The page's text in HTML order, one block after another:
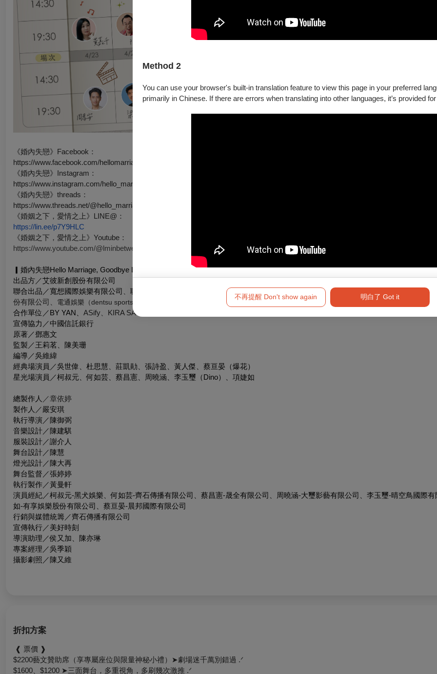
Method 2
You can use your browser's built-in translation feature to view this page in your preferred
primarily in Chinese. If there are errors when translating into other languages, it’s provided
不再提醒 Don't show again 明白了 Got it
《婚內失戀》Facebook：
https://www.facebook.com/hellomarriage2021
《婚內失戀》Instagram：
https://www.instagram.com/hello_marriage/
《婚內失戀》threads：
https://www.threads.net/@hello_marriage
《婚姻之下，愛情之上》LINE@：
https://lin.ee/p7Y9HLC
《婚姻之下，愛情之上》Youtube：
https://www.youtube.com/@lminbetween
▎ 婚內失戀Hello Marriage, Goodbye Love製作團隊
出品方／艾彼新創股份有限公司
聯合出品／寬想國際娛樂有限公司
聯合數位文創股份有限公司、STAR WORLD .、
有戲娛樂股份有限公司、相聚國際股份有限公
份有限公司、 電通娛樂（dentsu sports and entertainment）、台灣大哥大股份有限公司（Taiwan Mobile）
合作單位／BY YAN、 ASify、KIRA SAMI明久渼
宣傳協力／中國信託銀行
原著／鄧惠文
監製／王莉茗、陳美珊
編導／吳維緯
經典場演員／吳世偉、杜思慧、莊凱勛、張詩盈、黃人傑、蔡亘晏（爆花）
星光場演員／柯叔元、何如芸、蔡昌憲、周曉涵、李玉璽（Dino）、項婕如
總製作人 ／章依婷
製作人／嚴安琪
執行導演／陳御弼
音樂設計／陳建騏
服裝設計／謝介人
舞台設計／陳慧
燈光設計／陳大再
舞台監督／張婷婷
執行製作／黃曼軒
演員經紀／柯叔元-黑犬娛樂、何如芸-齊石傳播有限公司、蔡昌憲-晟全有限公司、周曉涵-大璽影藝有限公司、李玉璽-晴空鳥國際有
如-有享娛樂股份有限公司、蔡亘晏-晨邦國際有限公司
行銷與媒體統籌／齊石傳播有限公司
宣傳執行／美好時刻
導演助理／侯又加、陳亦琳
專案經理／吳季穎
攝影劇照／陳又維
折扣方案
❰ 票價 ❱
$2200藝文贊助席（享專屬座位與限量神秘小禮）➤劇場迷千萬別錯過 .ᐟ
$1600、$1200 ➤三面舞台，多重視角，多刷幾次激推 .ᐟ